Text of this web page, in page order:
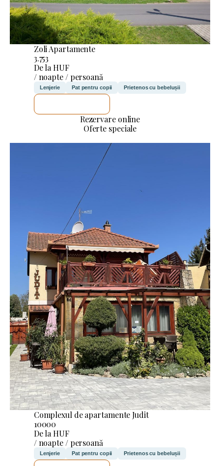
Zoli Apartamente
3.753
De la HUF
/ noapte / persoană
Lenjerie Pat pentru copii Prietenos cu bebelușii
Rezervare online
Oferte speciale
Complexul de apartamente Judit
10000
De la HUF
/ noapte / persoană
Lenjerie Pat pentru copii Prietenos cu bebelușii